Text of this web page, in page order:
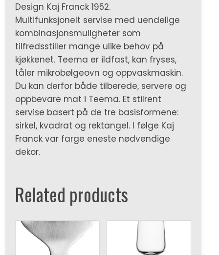
Design Kaj Franck 1952.
Multifunksjonelt servise med uendelige
kombinasjonsmuligheter som
tilfredsstiller mange ulike behov på
kjøkkenet. Teema er ildfast, kan fryses,
tåler mikrobølgeovn og oppvaskmaskin.
Du kan derfor både tilberede, servere og
oppbevare mat i Teema. Et stilrent
servise basert på de tre basisformene:
sirkel, kvadrat og rektangel. I følge Kaj
Franck var farge eneste nødvendige
dekor.
Related products